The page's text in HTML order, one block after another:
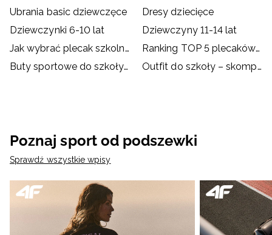
Ubrania basic dziewczęce
Dresy dziecięce
Dziewczynki 6-10 lat
Dziewczyny 11-14 lat
Jak wybrać plecak szkolny?
Ranking TOP 5 plecaków szkolnych
Buty sportowe do szkoły – dylemat rodziców i dzieci
Outfit do szkoły – skompletuj go z ubraniami i akcesoriami
Poznaj sport od podszewki
Sprawdź wszystkie wpisy